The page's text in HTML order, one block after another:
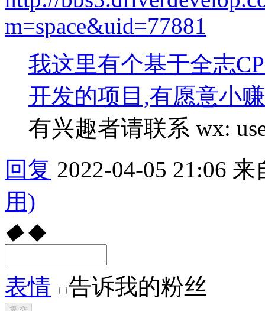
m=space&uid=77881
我这里有个基于全志
开发的项目,有愿意小
有兴趣者请联系 wx:
回复 2022-04-05 21:06 来
用)
◆ ◆
表情 告诉我的粉丝